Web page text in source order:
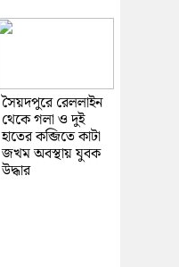
সৈয়দপুরে রেললাইন
থেকে গলা ও দুই
হাতের কব্জিতে কাটা
জখম অবস্থায় যুবক
উদ্ধার